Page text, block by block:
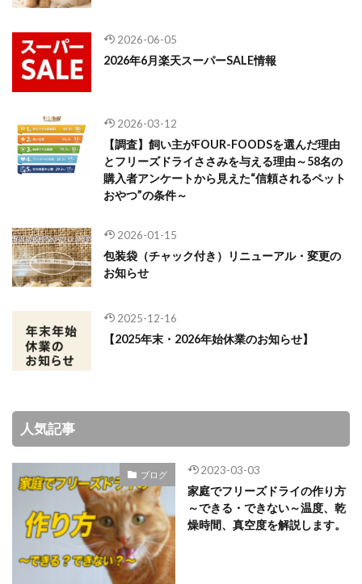
2026-06-05
2026年6月楽天スーパーSALE情報
2026-03-12
【調査】飼い主がFOUR-FOODSを選んだ理由
とフリーズドライささみを与える理由～58名の
購入者アンケートから見えた“信頼されるペット
おやつ”の条件～
2026-01-15
包装袋（チャック付き）リニューアル・変更の
お知らせ
2025-12-16
【2025年末・2026年始休業のお知らせ】
人気記事
ブログ 2023-03-03
家庭でフリーズドライの作り方
～できる・できない～温度、乾
燥時間、真空度を解説します。